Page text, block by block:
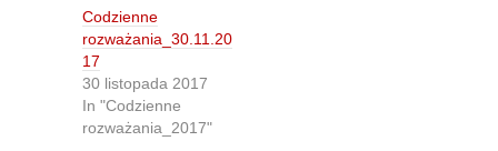
e
r
(
p
e
n
s
i
o
k
O
p
e
n
s
Codzienne
rozważania_30.11.20
17
30 listopada 2017
In "Codzienne
rozważania_2017"